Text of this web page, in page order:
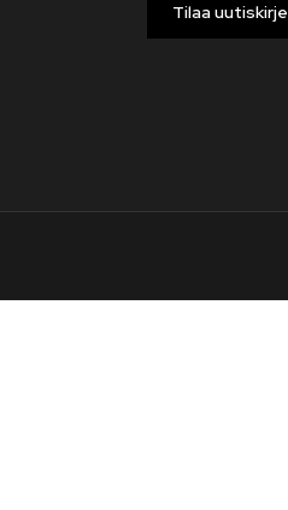
Tilaa uutiskirje